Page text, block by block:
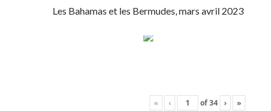
Les Bahamas et les Bermudes, mars avril 2023
« ‹ of34 › »